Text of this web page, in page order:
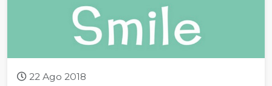
22 Ago 2018